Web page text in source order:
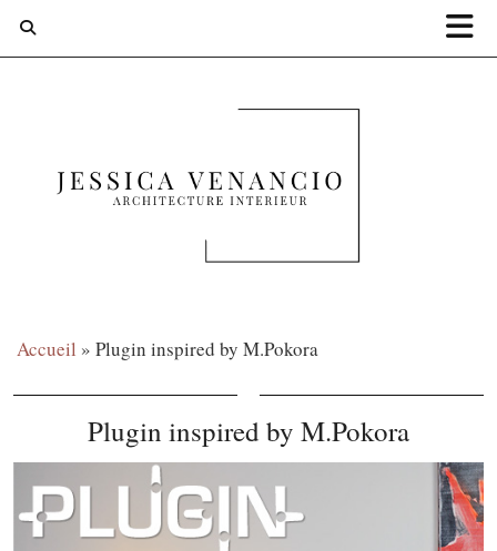
Accueil » Plugin inspired by M.Pokora
Plugin inspired by M.Pokora